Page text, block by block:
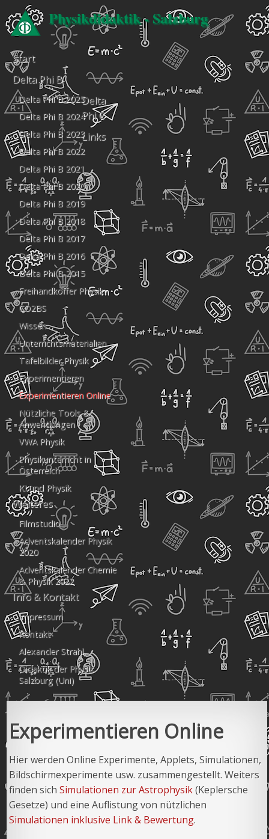
Physikdidaktik - Salzburg
Start
Delta Phi B
Delta Phi B 2025
Delta Phi B 2024
Delta Phi B 2023
Delta Phi B 2022
Delta Phi B 2021
Delta Phi B 2020
Delta Phi B 2019
Delta Phi B 2018
Delta Phi B 2017
Delta Phi B 2016
Delta Phi B 2015
Delta
Phi C
Freihandkoffer Physik
CO2BS
Links
Wissen
Unterrichtsmaterialien
Tafelbilder Physik
Experimentieren
Experimentieren Online
Nützliche Tools &
Anwendungen
VWA Physik
Physikunterricht in
Österreich
KI und Physik
Weiteres
Filmstudio
Adventskalender Physik
2020
Adventskalender Chemie
& Physik 2022
Info & Kontakt
Impressum
Kontakt
Alexander Strahl
Didaktik der Physik
Salzburg (Uni)
Experimentieren Online
Hier werden Online Experimente, Applets, Simulationen,
Bildschirmexperimente usw. zusammengestellt. Weiters
finden sichSimulationen zur Astrophysik(Keplersche
Gesetze) und eine Auflistung von nützlichen
Simulationen inklusive Link & Bewertung.